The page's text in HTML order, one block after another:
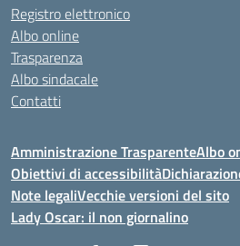
Registro elettronico
Albo online
Trasparenza
Albo sindacale
Contatti
Amministrazione TrasparenteAlbo
Obiettivi di accessibilità
Note legaliVecchie versioni del sito
Lady Oscar: il non giornalino